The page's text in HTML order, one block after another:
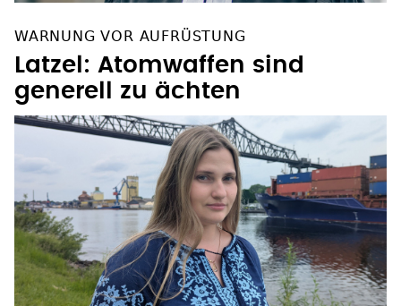
WARNUNG VOR AUFRÜSTUNG
Latzel: Atomwaffen sind
generell zu ächten